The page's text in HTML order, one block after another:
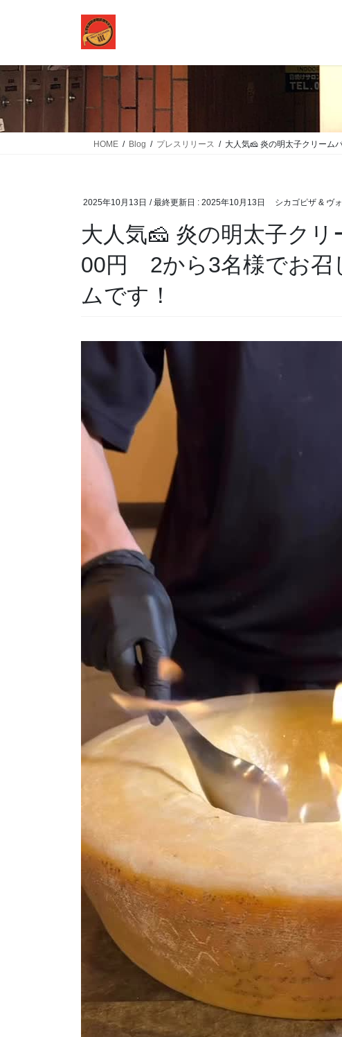
ツ
に
移
動
シ
ョ
ン
に
HOME Blog プレスリリース 大人気🧀 炎の明太子クリー
2025年10月13日 / 最終更新日 : 2025年10月13日 シカゴピザ & ヴ
大人気🧀 炎の明太子ク
00円 2から3名様でお召
ムです！